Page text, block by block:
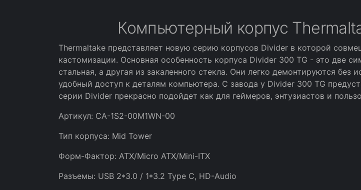
Компьютерный корпус
Thermaltake представляет новую серию корпусов Divider в которой
кастомизации. Основная особенность корпуса Divider 300 TG - это две
стальная, а другая из закаленного стекла. Они легко демонтируются
удобный доступ к деталям компьютера. С завода у Divider 300 TG
серии Divider прекрасно подойдет как для геймеров, энтузиастов и
Артикул: CA-1S2-00M1WN-00
Тип корпуса: Mid Tower
Форм-Фактор: ATX/Micro ATX/Mini-ITX
Разъемы: USB 2*3.0 / 1*3.2 Type C, HD-Audio